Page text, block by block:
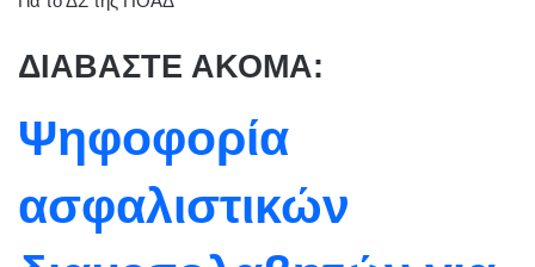
ΔΙΑΒΑΣΤΕ ΑΚΟΜΑ:
Ψηφοφορία
ασφαλιστικών